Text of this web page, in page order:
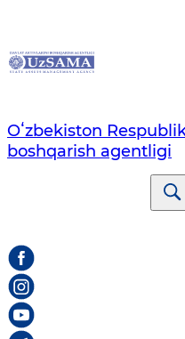
Oʻzbekiston
boshqarish agentligi